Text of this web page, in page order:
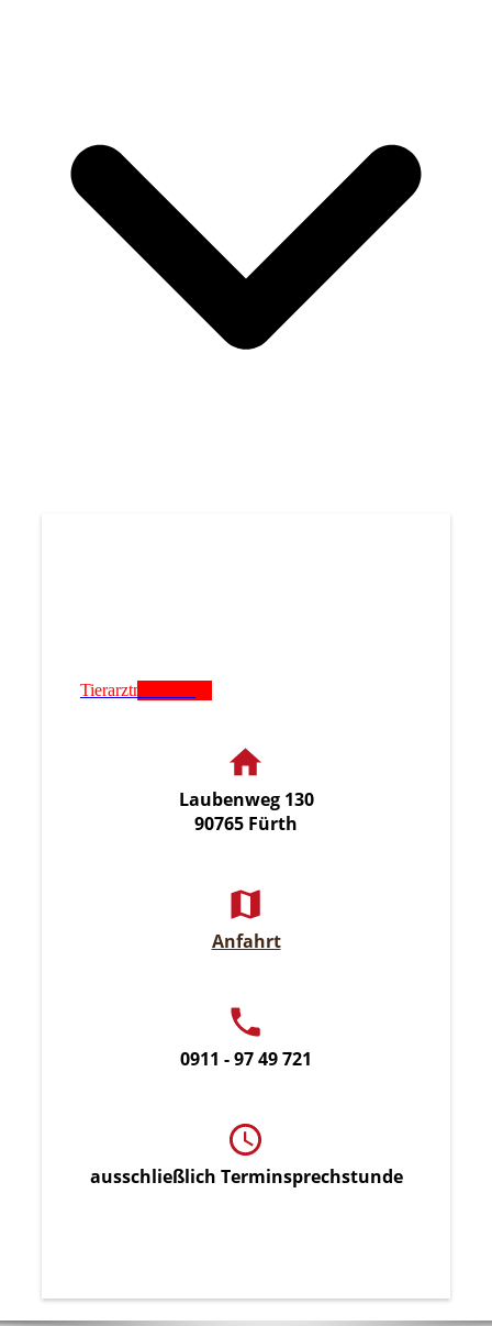
Tierarztnotdienst
Laubenweg 130
90765 Fürth
Anfahrt
0911 - 97 49 721
ausschließlich Terminsprechstunde